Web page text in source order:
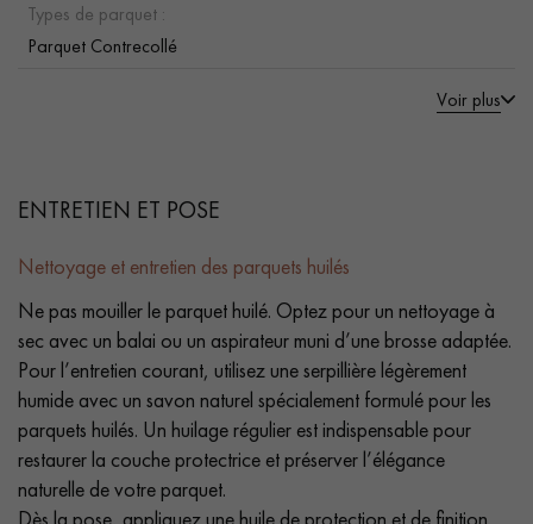
Types de parquet :
Parquet Contrecollé
Voir plus
ENTRETIEN ET POSE
Nettoyage et entretien des parquets huilés
Ne pas mouiller le parquet huilé. Optez pour un nettoyage à
sec avec un balai ou un aspirateur muni d’une brosse adaptée.
Pour l’entretien courant, utilisez une serpillière légèrement
humide avec un savon naturel spécialement formulé pour les
parquets huilés. Un huilage régulier est indispensable pour
restaurer la couche protectrice et préserver l’élégance
naturelle de votre parquet.
Dès la pose, appliquez une huile de protection et de finition